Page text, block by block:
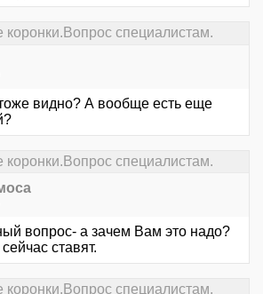
специалистам.
тоже видно? А вообще есть еще
специалистам.
вопрос- а зачем Вам это надо?
ставят.
специалистам.